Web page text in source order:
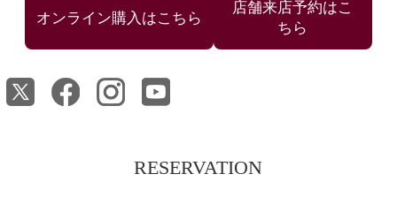
店舗来店予約はこ
ちら
RESERVATION